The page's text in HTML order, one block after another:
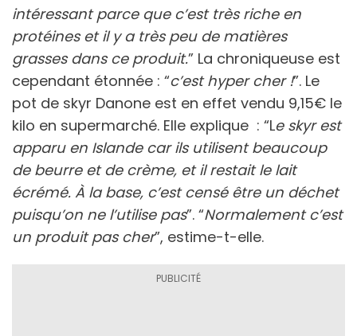
intéressant parce que c’est très riche en
protéines et il y a très peu de matières
grasses dans ce produit.” La chroniqueuse est
cependant étonnée : “c’est hyper cher !”. Le
pot de skyr Danone est en effet vendu 9,15€ le
kilo en supermarché. Elle explique : “Le skyr est
apparu en Islande car ils utilisent beaucoup
de beurre et de crème, et il restait le lait
écrémé. À la base, c’est censé être un déchet
puisqu’on ne l’utilise pas”. “Normalement c’est
un produit pas cher”, estime-t-elle.